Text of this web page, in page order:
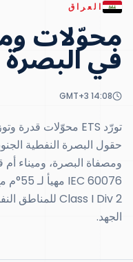
العراق
محوّلات
فيالبصرة
14:08
حقول البصرة النفطية
ومصفاة البصرة، وميناء
الجهد.